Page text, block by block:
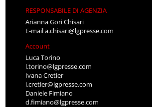
RESPONSABILE DI AGENZIA
Arianna Gori Chisari
E-maila.chisari@lgpresse.com
Account
Luca Torino
l.torino@lgpresse.com
Ivana Cretier
i.cretier@lgpresse.com
Daniele Fimiano
d.fimiano@lgpresse.com